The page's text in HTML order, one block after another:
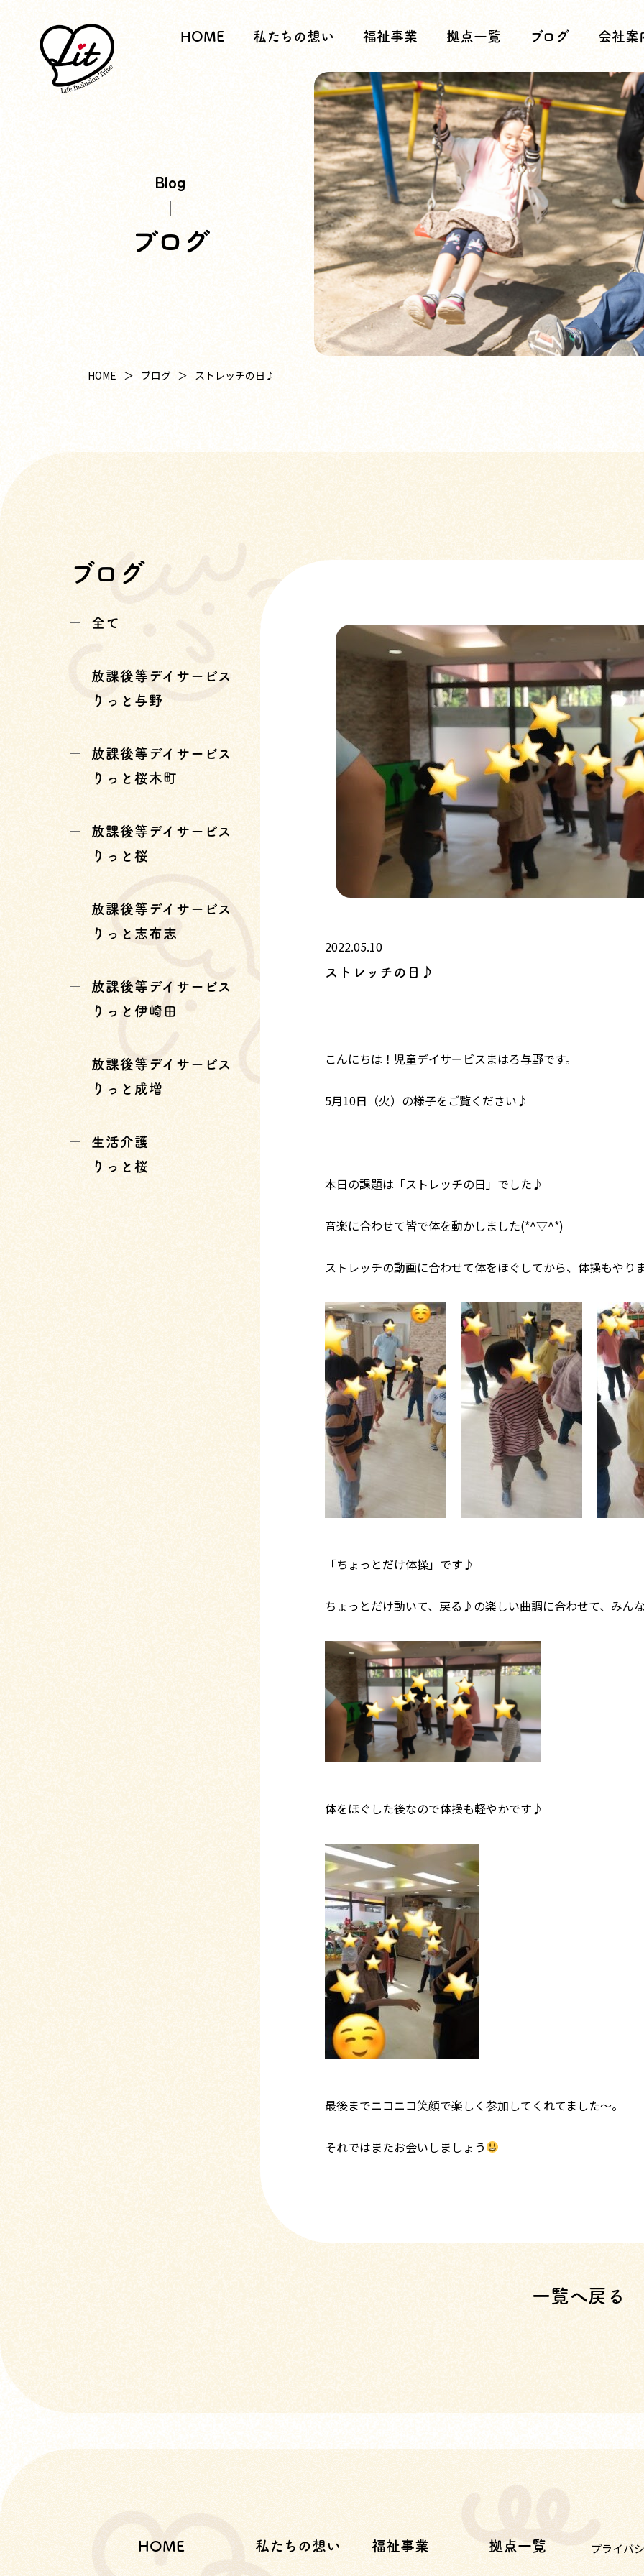
HOME 私たちの想い 福祉事業 拠点一覧 ブログ 会社案
Blog
ブログ
HOME ブログ ストレッチの日♪
2022.05.10
ストレッチの日♪
こんにちは！児童デイサービスまはろ与野です。
5月10日（火）の様子をご覧ください♪
本日の課題は「ストレッチの日」でした♪
音楽に合わせて皆で体を動かしました(*^▽^*)
ストレッチの動画に合わせて体をほぐしてから、体操もやり
「ちょっとだけ体操」です♪
ちょっとだけ動いて、戻る♪の楽しい曲調に合わせて、みん
体をほぐした後なので体操も軽やかです♪
最後までニコニコ笑顔で楽しく参加してくれてました～。
それではまたお会いしましょう
一覧へ戻る
ブログ
全て
放課後等デイサービス
りっと与野
放課後等デイサービス
りっと桜木町
放課後等デイサービス
りっと桜
放課後等デイサービス
りっと志布志
放課後等デイサービス
りっと伊崎田
放課後等デイサービス
りっと成増
生活介護
りっと桜
HOME 私たちの想い 福祉事業 拠点一覧 プライバ